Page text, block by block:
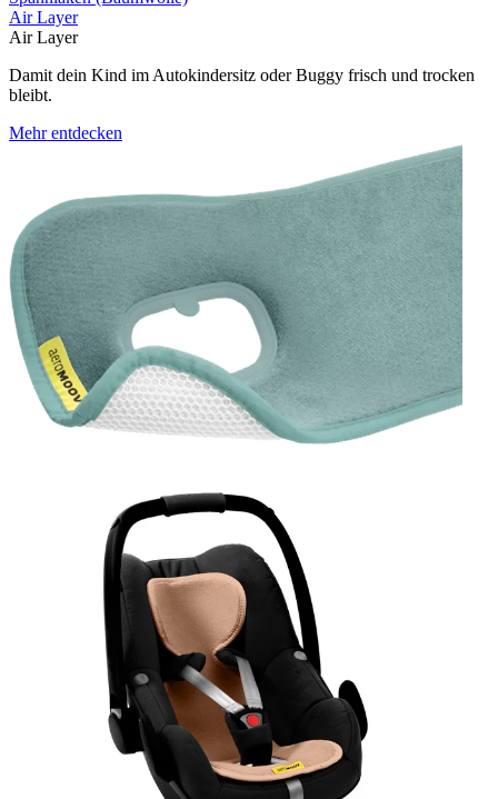
Air Layer
Air Layer
Damit dein Kind im Autokindersitz oder Buggy frisch und trocken
bleibt.
Mehr entdecken